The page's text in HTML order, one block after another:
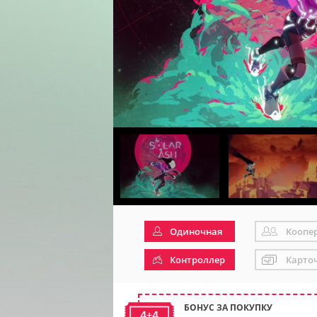
Одиночная
Контроллер
БОНУС ЗА ПОКУПКУ